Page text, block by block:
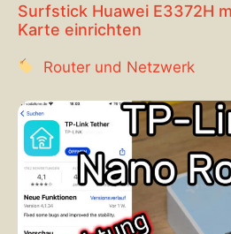
Surfstick Huawei E3372H
Karte einrichten
Router und Netzwerk